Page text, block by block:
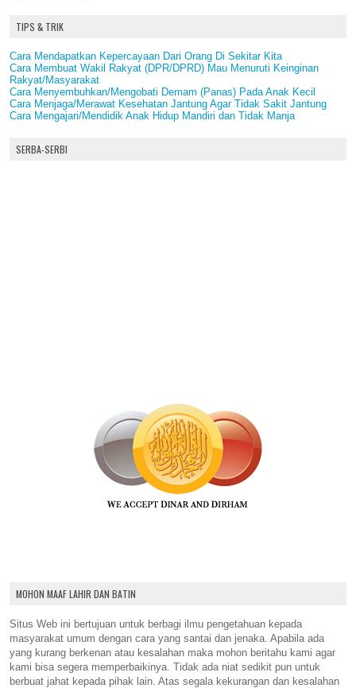
TIPS & TRIK
Cara Mendapatkan Kepercayaan Dari Orang Di Sekitar Kita
Cara Membuat Wakil Rakyat (DPR/DPRD) Mau Menuruti Keinginan
Rakyat/Masyarakat
Cara Menyembuhkan/Mengobati Demam (Panas) Pada Anak Kecil
Cara Menjaga/Merawat Kesehatan Jantung Agar Tidak Sakit Jantung
Cara Mengajari/Mendidik Anak Hidup Mandiri dan Tidak Manja
SERBA-SERBI
MOHON MAAF LAHIR DAN BATIN
Situs Web ini bertujuan untuk berbagi ilmu pengetahuan kepada
masyarakat umum dengan cara yang santai dan jenaka. Apabila ada
yang kurang berkenan atau kesalahan maka mohon beritahu kami agar
kami bisa segera memperbaikinya. Tidak ada niat sedikit pun untuk
berbuat jahat kepada pihak lain. Atas segala kekurangan dan kesalahan